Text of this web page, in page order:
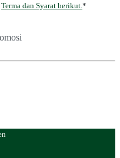
Terma dan Syarat berikut. *